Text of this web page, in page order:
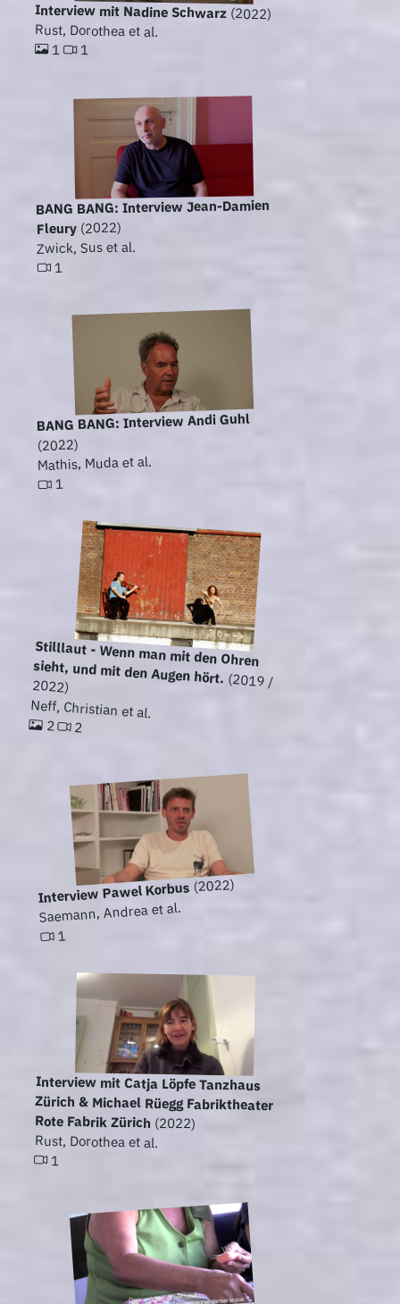
Interview mit Nadine Schwarz (2022)
Rust, Dorothea et al.
1 1
BANG BANG: Interview Jean-Damien
Fleury(2022)
Zwick, Sus et al.
1
BANG BANG: Interview Andi Guhl
(2022)
Mathis, Muda et al.
1
Stilllaut - Wenn man mit den Ohren
sieht, und mit den Augen hört.(2019 /
2022)
Neff, Christian et al.
2 2
Interview Pawel Korbus (2022)
Saemann, Andrea et al.
1
Interview mit Catja Löpfe Tanzhaus
Zürich & Michael Rüegg Fabriktheater
Rote Fabrik Zürich (2022)
Rust, Dorothea et al.
1